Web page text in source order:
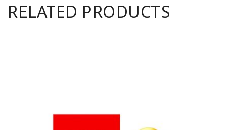
RELATED PRODUCTS